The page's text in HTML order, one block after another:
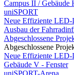
Campus II / Gebäude
uniSPORT
Neue Effiziente LED-
Ausbau der
Abgeschlossene
Abgeschlossene
Neue Effiziente LED-
Gebäude V - Fenster
uniSPORT-Arena